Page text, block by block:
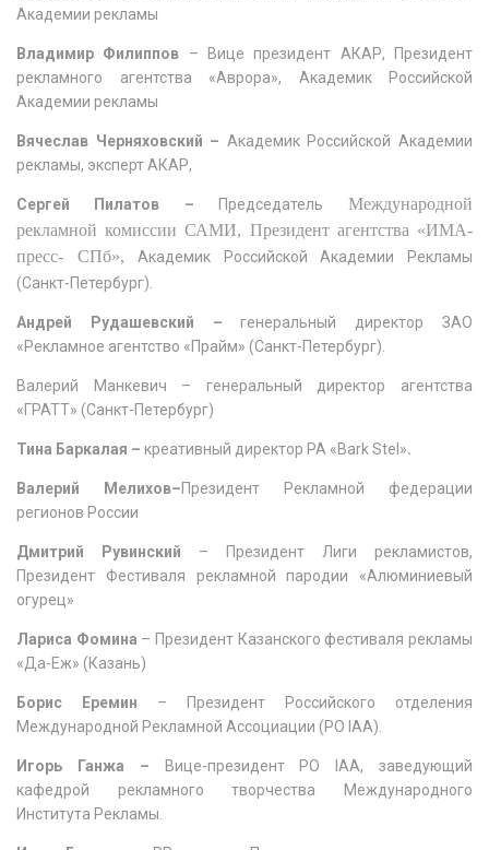
Академии рекламы
Владимир Филиппов – Вице президент АКАР, Президент
рекламного агентства «Аврора», Академик Российской
Академии рекламы
Вячеслав Черняховский – Академик Российской Академии
рекламы, эксперт АКАР,
Сергей Пилатов – Председатель Международной
рекламной комиссии САМИ, Президент агентства «ИМА-
пресс- СПб», Академик Российской Академии Рекламы
(Санкт-Петербург).
Андрей Рудашевский –генеральный директор ЗАО
«Рекламное агентство «Прайм» (Санкт-Петербург).
Валерий Манкевич – генеральный директор агентства
«ГРАТТ» (Санкт-Петербург)
Тина Баркалая – креативный директор PA «Bark Stel».
Валерий Мелихов–Президент Рекламной федерации
регионов России
Дмитрий Рувинский – Президент Лиги рекламистов,
Президент Фестиваля рекламной пародии «Алюминиевый
огурец»
Лариса Фомина – Президент Казанского фестиваля рекламы
«Да-Еж» (Казань)
Борис Еремин – Президент Российского отделения
Международной Рекламной Ассоциации (РО IAA).
Игорь Ганжа –
Вице-президент РО IAA, заведующий
кафедрой рекламного творчества Международного
Института Рекламы.